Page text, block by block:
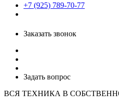
+7 (925) 789-70-77
Заказать звонок
Задать вопрос
ВСЯ ТЕХНИКА В